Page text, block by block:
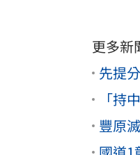
更多新
先提
「持
豐原